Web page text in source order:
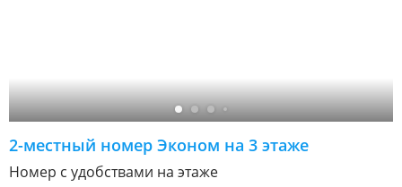
2-местный номер Эконом на 3 этаже
Номер с удобствами на этаже